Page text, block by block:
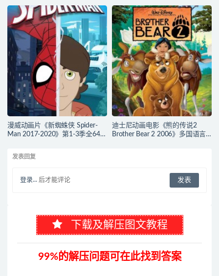
幕(含中文) 官方纯净收藏版
720P/MKV/2.43G 动画片勇敢传
说下载
言(含国语)+中英文字幕(AI字幕)
官方纯净收藏版
720P/MKV/38.2G 动画片道格看
世界下载
漫威动画片《新蜘蛛侠 Spider-
Man 2017-2020》第1-3季全64集
文) 官方纯净收藏版
720P/MKV/27.9G 动画片蜘蛛侠
迪士尼动画电影《熊的传说2
Brother Bear 2 2006》多国语言
发表回复
登录... 后才能评论
下载及解压图文教程
99%的解压问题可在此找到答案